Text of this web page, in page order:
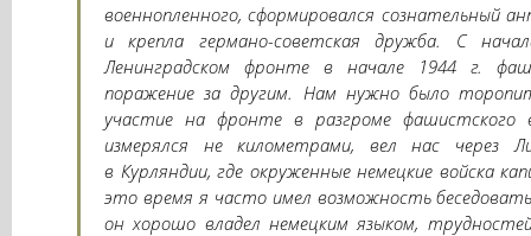
военнопленного, сформировался сознательный
и крепла германо-советская дружба. С
Ленинградском фронте в начале 1944 г.
поражение за другим. Нам нужно было
участие на фронте в разгроме
измерялся не километрами, вел нас через
в Курляндии, где окруженные немецкие войска
это время я часто имел возможность
он хорошо владел немецким языком,